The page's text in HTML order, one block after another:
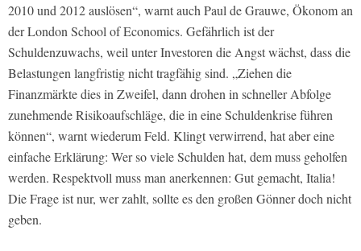
2010 und 2012 auslösen“, warnt auch Paul de Grauwe, Ökonom an
der London School of Economics. Gefährlich ist der
Schuldenzuwachs, weil unter Investoren die Angst wächst, dass die
Belastungen langfristig nicht tragfähig sind. „Ziehen die
Finanzmärkte dies in Zweifel, dann drohen in schneller Abfolge
zunehmende Risikoaufschläge, die in eine Schuldenkrise führen
können“, warnt wiederum Feld. Klingt verwirrend, hat aber eine
einfache Erklärung: Wer so viele Schulden hat, dem muss geholfen
werden. Respektvoll muss man anerkennen: Gut gemacht, Italia!
Die Frage ist nur, wer zahlt, sollte es den großen Gönner doch nicht
geben.